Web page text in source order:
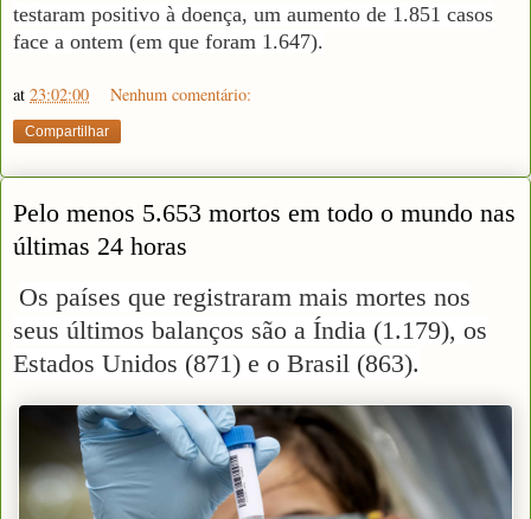
testaram positivo à doença, um aumento de 1.851 casos
face a ontem (em que foram 1.647).
at 23:02:00 Nenhum comentário:
Compartilhar
Pelo menos 5.653 mortos em todo o mundo nas
últimas 24 horas
Os países que registraram mais mortes nos
seus últimos balanços são a Índia (1.179), os
Estados Unidos (871) e o Brasil (863).